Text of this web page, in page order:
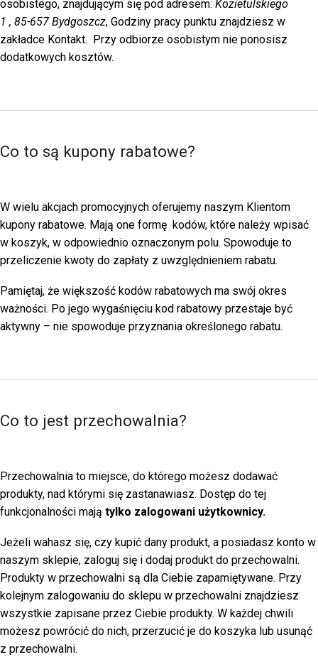
osobistego, znajdującym się pod adresem: Kozietulskiego
1 , 85-657 Bydgoszcz, Godziny pracy punktu znajdziesz w
zakładce Kontakt.
Przy odbiorze osobistym nie ponosisz
dodatkowych kosztów.
Co to są kupony rabatowe?
W wielu akcjach promocyjnych oferujemy naszym Klientom
kupony rabatowe. Mają one formę kodów, które należy wpisać
w koszyk, w odpowiednio oznaczonym polu. Spowoduje to
przeliczenie kwoty do zapłaty z uwzględnieniem rabatu.
Pamiętaj, że większość kodów rabatowych ma swój okres
ważności. Po jego wygaśnięciu kod rabatowy przestaje być
aktywny – nie spowoduje przyznania określonego rabatu.
Co to jest przechowalnia?
Przechowalnia to miejsce, do którego możesz dodawać
produkty, nad którymi się zastanawiasz. Dostęp do tej
funkcjonalności mają tylko zalogowani użytkownicy.
Jeżeli wahasz się, czy kupić dany produkt, a posiadasz konto w
naszym sklepie, zaloguj się i dodaj produkt do przechowalni.
Produkty w przechowalni są dla Ciebie zapamiętywane. Przy
kolejnym zalogowaniu do sklepu w przechowalni znajdziesz
wszystkie zapisane przez Ciebie produkty. W każdej chwili
możesz powrócić do nich, przerzucić je do koszyka lub usunąć
z przechowalni.